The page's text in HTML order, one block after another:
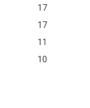
17
17
11
10